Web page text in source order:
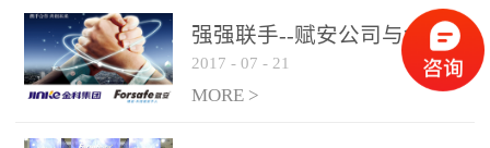
是针对这种高大空间建筑
物的消防设施、设备通过
现场图像的实时获取、预
处理和特征提取分析，实
现火焰的跟踪和识别。能
强强联手--赋安公司与金科
集团达成战略合作协议
2017 - 07 - 21
MORE >